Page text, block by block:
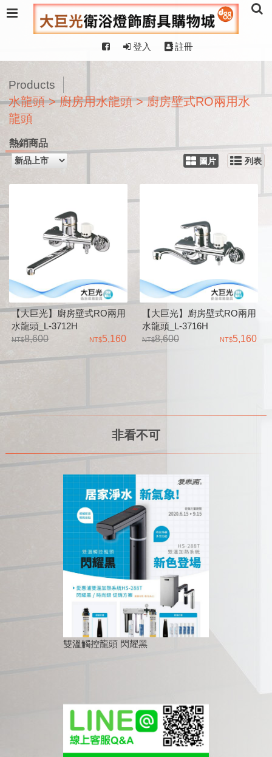
登入 註冊
Products
水龍頭 > 廚房用水龍頭 > 廚房壁式RO兩用水
龍頭
熱銷商品
圖片 列表
【大巨光】廚房壁式RO兩用
水龍頭_L-3712H
8,600
5,160
【大巨光】廚房壁式RO兩用
水龍頭_L-3716H
8,600
5,160
非看不可
雙溫觸控龍頭 閃耀黑